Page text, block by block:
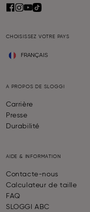
CHOISISSEZ VOTRE PAYS
FRANÇAIS
A PROPOS DE SLOGGI
Carrière
Presse
Durabilité
AIDE & INFORMATION
Contacte-nous
Calculateur de taille
FAQ
SLOGGI ABC